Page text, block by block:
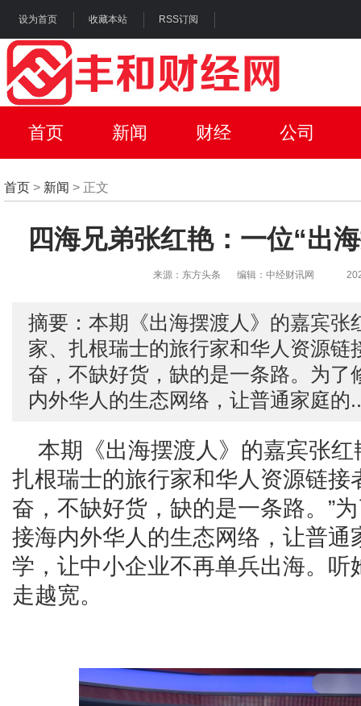
设为首页 收藏本站 RSS订阅
首页 新闻 财经 公司
首页 > 新闻 > 正文
四海兄弟张红艳：一位“出
来源：东方头条 编辑：中经财讯网
摘要：本期《出海摆渡人》的嘉宾张
家、扎根瑞士的旅行家和华人资源链
奋，不缺好货，缺的是一条路。为了
内外华人的生态网络，让普通家庭的
本期《出海摆渡人》的嘉宾张
扎根瑞士的旅行家和华人资源链接
奋，不缺好货，缺的是一条路。”
接海内外华人的生态网络，让普通
学，让中小企业不再单兵出海。
走越宽。